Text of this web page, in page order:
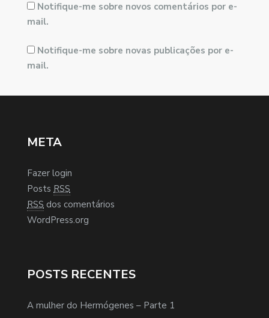
Notifique-me sobre novos comentários por e-
mail.
Notifique-me sobre novas publicações por e-
mail.
META
Fazer login
Posts RSS
RSS dos comentários
WordPress.org
POSTS RECENTES
A mulher do Hermógenes – Parte 1